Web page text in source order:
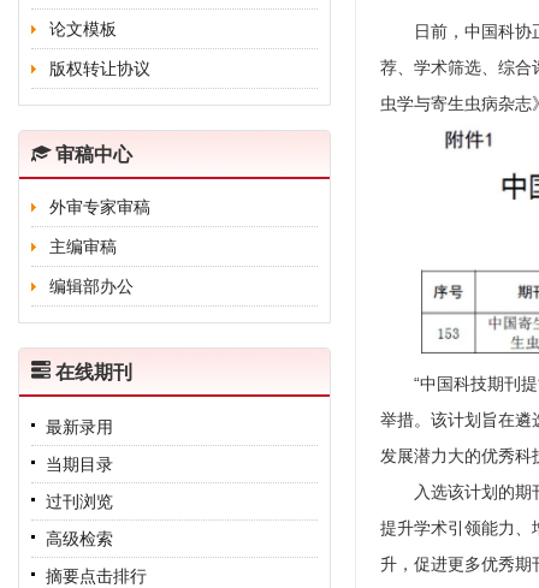
论文模板
版权转让协议
审稿中心
外审专家审稿
主编审稿
编辑部办公
在线期刊
最新录用
当期目录
过刊浏览
高级检索
摘要点击排行
日前，中国科协正
荐、学术筛选、综合
虫学与寄生虫病杂
“中国科技期刊提
举措。该计划旨在遴
发展潜力大的优秀
入选该计划的期刊
提升学术引领能力、
升，促进更多优秀期